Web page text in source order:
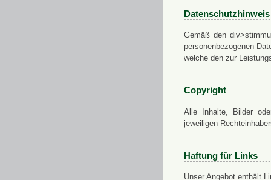
Datenschutzhinweis
Gemäß den
personenbezogenen
welche den zur
Copyright
Alle Inhalte, Bilder
jeweiligen
Haftung für Links
Unser Angebot enthält